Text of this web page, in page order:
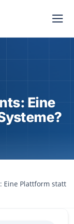
Eine
Eine Plattform statt